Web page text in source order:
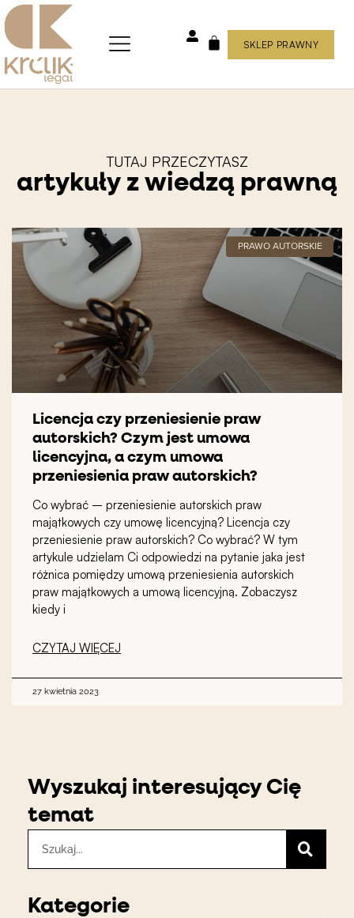
Skip
to
content
WÓZEK
SKLEP PRAWNY
TUTAJ PRZECZYTASZ
artykuły z wiedzą prawną
PRAWO AUTORSKIE
Licencja czy przeniesienie praw
autorskich? Czym jest umowa
licencyjna, a czym umowa
przeniesienia praw autorskich?
Co wybrać – przeniesienie autorskich praw
majątkowych czy umowę licencyjną? Licencja czy
przeniesienie praw autorskich? Co wybrać? W tym
artykule udzielam Ci odpowiedzi na pytanie jaka jest
różnica pomiędzy umową przeniesienia autorskich
praw majątkowych a umową licencyjną. Zobaczysz
kiedy i
CZYTAJ WIĘCEJ
27 kwietnia 2023
Wyszukaj interesujący Cię
temat
Kategorie